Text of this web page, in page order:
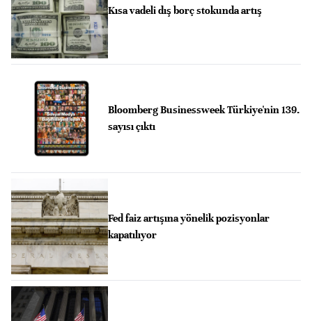
Kısa vadeli dış borç stokunda artış
Bloomberg Businessweek Türkiye'nin 139.
sayısı çıktı
Fed faiz artışına yönelik pozisyonlar
kapatılıyor